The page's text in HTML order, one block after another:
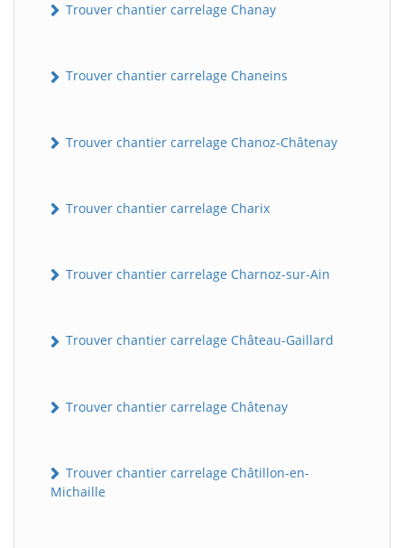
Trouver chantier carrelage Chanay
Trouver chantier carrelage Chaneins
Trouver chantier carrelage Chanoz-Châtenay
Trouver chantier carrelage Charix
Trouver chantier carrelage Charnoz-sur-Ain
Trouver chantier carrelage Château-Gaillard
Trouver chantier carrelage Châtenay
Trouver chantier carrelage Châtillon-en-
Michaille